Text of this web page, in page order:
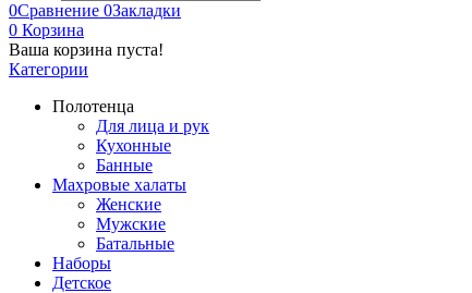
0Сравнение 0Закладки
0 Корзина
Ваша корзина пуста!
Категории
Полотенца
Для лица и рук
Кухонные
Банные
Махровые халаты
Женские
Мужские
Батальные
Наборы
Детское